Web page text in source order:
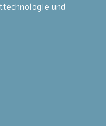
und